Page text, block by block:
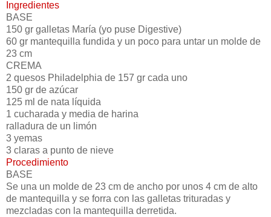
Ingredientes
BASE
150 gr galletas María (yo puse Digestive)
60 gr mantequilla fundida y un poco para untar un molde de
23 cm
CREMA
2 quesos Philadelphia de 157 gr cada uno
150 gr de azúcar
125 ml de nata líquida
1 cucharada y media de harina
ralladura de un limón
3 yemas
3 claras a punto de nieve
Procedimiento
BASE
Se una un molde de 23 cm de ancho por unos 4 cm de alto
de mantequilla y se forra con las galletas trituradas y
mezcladas con la mantequilla derretida.